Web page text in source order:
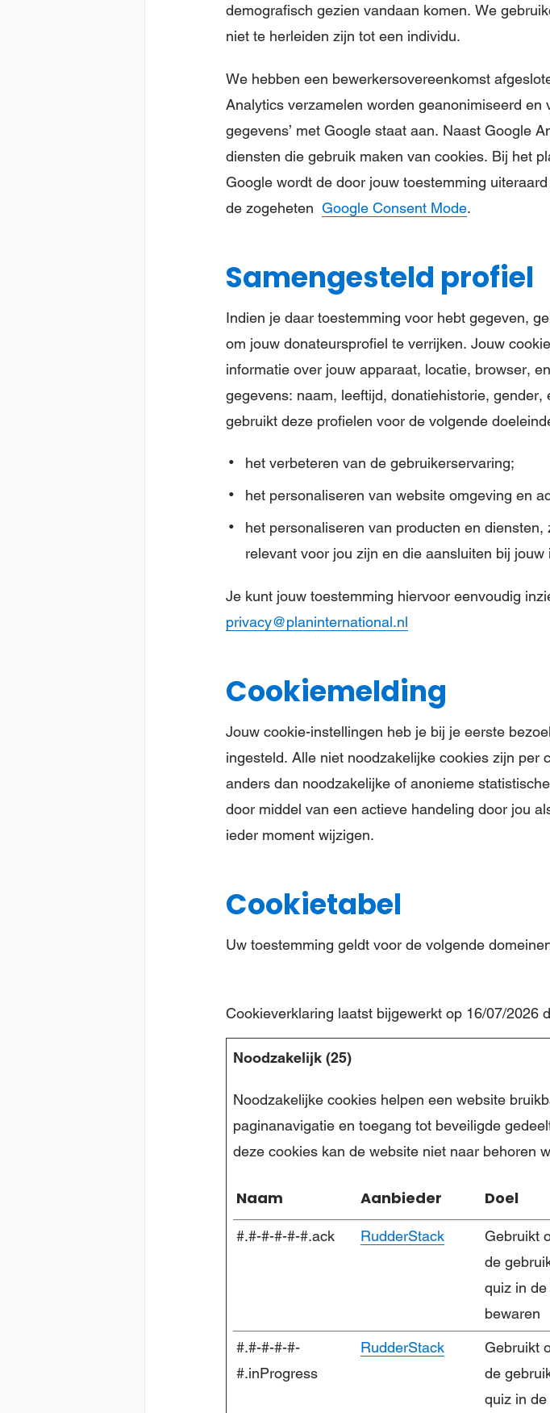
demografisch gezien vandaan komen. We
niet te herleiden zijn tot een individu.
We hebben een bewerkersovereenkomst
Analytics verzamelen worden geanonimiseerd en
gegevens’ met Google staat aan. Naast Google
diensten die gebruik maken van cookies. Bij het
Google wordt de door jouw toestemming
de zogeheten Google Consent Mode.
Samengesteld profiel
Indien je daar toestemming voor hebt gegeven,
om jouw donateursprofiel te verrijken. Jouw
informatie over jouw apparaat, locatie, browser,
gegevens: naam, leeftijd, donatiehistorie,
gebruikt deze profielen voor de volgende
het verbeteren van de gebruikerservaring;
het personaliseren van website omgeving en
het personaliseren van producten en
relevant voor jou zijn en die aansluiten bij jouw
Je kunt jouw toestemming hiervoor eenvoudig
privacy@planinternational.nl
Cookiemelding
Jouw cookie-instellingen heb je bij je eerste
ingesteld. Alle niet noodzakelijke cookies zijn per
anders dan noodzakelijke of anonieme
door middel van een actieve handeling door jou
ieder moment wijzigen.
Cookietabel
Uw toestemming geldt voor de volgende
Cookieverklaring laatst bijgewerkt op 16/07/2026
Noodzakelijk (25)
Noodzakelijke cookies helpen een website
paginanavigatie en toegang tot beveiligde
deze cookies kan de website niet naar behoren
Naam Aanbieder Doel
#.#-#-#-#-#.ack RudderStack
Gebruikt
de
quiz in
bewaren
#.#-#-#-#-
#.inProgress
RudderStack
Gebruikt
de
quiz in